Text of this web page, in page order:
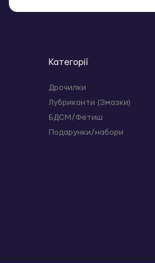
Категорії
Дрочилки
Лубриканти (Змазки)
БДСМ/Фетиш
Подарунки/набори